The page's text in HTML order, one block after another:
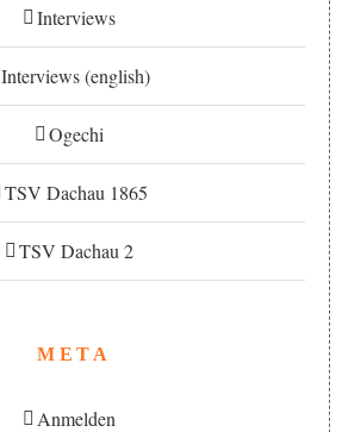
Interviews
Interviews (english)
Ogechi
TSV Dachau 1865
TSV Dachau 2
META
Anmelden